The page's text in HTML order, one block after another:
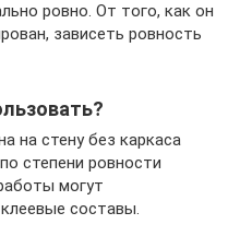
ровно. От того, как он
зависеть ровность
на стену без каркаса
степени ровности
могут
составы.